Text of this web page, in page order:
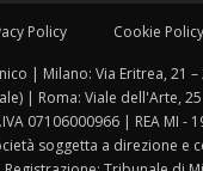
Policy Cookie Policy
| Milano: Via Eritrea, 21 –
| Roma: Viale dell'Arte, 25
07106000966 | REA MI -
soggetta a direzione e